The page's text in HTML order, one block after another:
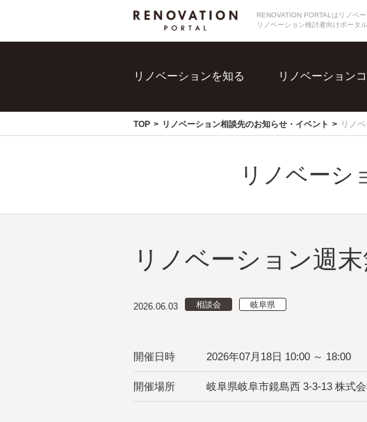
RENOVATION PORTALはリノベ
リノベーション検討者向けポータ
リノベーションを知る リノベーション
TOP リノベーション相談先のお知らせ・イベント リノ
リノベーシ
リノベーション週
2026.06.03 相談会 岐阜県
開催日時 2026年07月18日 10:00 ～ 18:00
開催場所 岐阜県岐阜市鏡島西 3-3-13 株式